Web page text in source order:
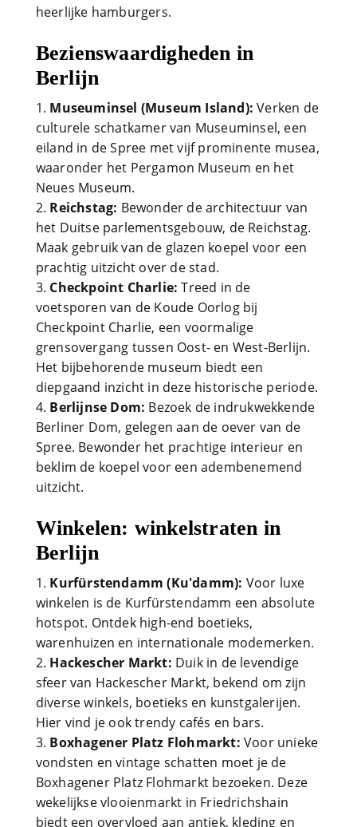
heerlijke hamburgers.
Bezienswaardigheden in
Berlijn
Museuminsel (Museum Island): Verken de
culturele schatkamer van Museuminsel, een
eiland in de Spree met vijf prominente musea,
waaronder het Pergamon Museum en het
Neues Museum.
Reichstag: Bewonder de architectuur van
het Duitse parlementsgebouw, de Reichstag.
Maak gebruik van de glazen koepel voor een
prachtig uitzicht over de stad.
Checkpoint Charlie: Treed in de
voetsporen van de Koude Oorlog bij
Checkpoint Charlie, een voormalige
grensovergang tussen Oost- en West-Berlijn.
Het bijbehorende museum biedt een
diepgaand inzicht in deze historische periode.
Berlijnse Dom: Bezoek de indrukwekkende
Berliner Dom, gelegen aan de oever van de
Spree. Bewonder het prachtige interieur en
beklim de koepel voor een adembenemend
uitzicht.
Winkelen: winkelstraten in
Berlijn
Kurfürstendamm (Ku'damm): Voor luxe
winkelen is de Kurfürstendamm een absolute
hotspot. Ontdek high-end boetieks,
warenhuizen en internationale modemerken.
Hackescher Markt: Duik in de levendige
sfeer van Hackescher Markt, bekend om zijn
diverse winkels, boetieks en kunstgalerijen.
Hier vind je ook trendy cafés en bars.
Boxhagener Platz Flohmarkt: Voor unieke
vondsten en vintage schatten moet je de
Boxhagener Platz Flohmarkt bezoeken. Deze
wekelijkse vlooienmarkt in Friedrichshain
biedt een overvloed aan antiek, kleding en